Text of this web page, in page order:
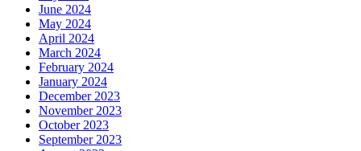
June 2024
May 2024
April 2024
March 2024
February 2024
January 2024
December 2023
November 2023
October 2023
September 2023